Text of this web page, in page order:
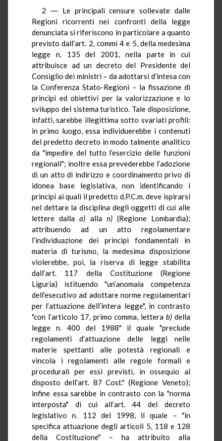
2 ― Le principali censure sollevate dalle
Regioni ricorrenti nei confronti della legge
denunciata si riferiscono in particolare a quanto
previsto dall’art. 2, commi 4 e 5, della medesima
legge n. 135 del 2001, nella parte in cui
attribuisce ad un decreto del Presidente del
Consiglio dei ministri – da adottarsi d’intesa con
la Conferenza Stato-Regioni – la fissazione di
principi ed obiettivi per la valorizzazione e lo
sviluppo del sistema turistico. Tale disposizione,
infatti, sarebbe illegittima sotto svariati profili:
in primo luogo, essa individuerebbe i contenuti
del predetto decreto in modo talmente analitico
da "impedire del tutto l’esercizio delle funzioni
regionali"; inoltre essa prevederebbe l’adozione
di un atto di indirizzo e coordinamento privo di
idonea base legislativa, non identificando i
principi ai quali il predetto d.P.C.m. deve ispirarsi
nel dettare la disciplina degli oggetti di cui alle
lettere dallaa) alla n)(Regione Lombardia);
attribuendo ad un atto regolamentare
l’individuazione dei principi fondamentali in
materia di turismo, la medesima disposizione
violerebbe, poi, la riserva di legge stabilita
dall’art. 117 della Costituzione (Regione
Liguria) istituendo "un’anomala competenza
dell’esecutivo ad adottare norme regolamentari
per l’attuazione dell’intera legge", in contrasto
"con l’articolo 17, primo comma, letterab) della
legge n. 400 del 1988" il quale "preclude
regolamenti d’attuazione delle leggi nelle
materie spettanti alle potestà regionali e
vincola i regolamenti alle regole formali e
procedurali per essi previsti, in ossequio al
disposto dell’art. 87 Cost." (Regione Veneto);
infine essa sarebbe in contrasto con la "norma
interposta" di cui all’art. 44 del decreto
legislativo n. 112 del 1998, il quale – "in
specifica attuazione degli articoli 5, 118 e 128
della Costituzione" – ha attribuito alla